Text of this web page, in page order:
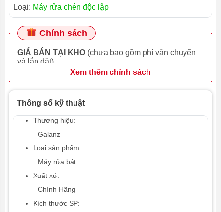
Loại: Máy rửa chén độc lập
Chính sách
GIÁ BÁN TẠI KHO (chưa bao gồm phí vận chuyển
và lắp đặt)
Xem thêm chính sách
Thông số kỹ thuật
Thương hiệu:
Galanz
Loại sản phẩm:
Máy rửa bát
Xuất xứ:
Chính Hãng
Kích thước SP: